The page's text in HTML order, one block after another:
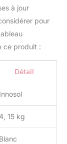
à jour
pour
ce produit :
Détail
Innosol
4, 15 kg
Blanc